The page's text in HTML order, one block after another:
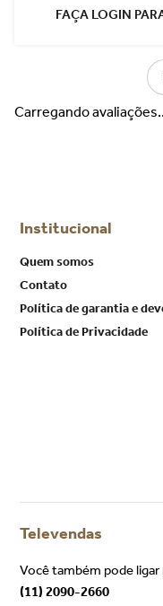
FAÇA LOGIN
Carregando
Institucional
Quem somos
Contato
Política de garantia e
Política de Privacidade
Televendas
Você também pode ligar
(11) 2090-2660